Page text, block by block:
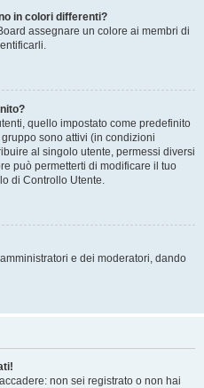
in colori differenti?
assegnare un colore ai membri di
quello impostato come predefinito
sono attivi (in condizioni
al singolo utente, permessi diversi
può permetterti di modificare il tuo
di Controllo Utente.
e dei moderatori, dando
non sei registrato o non hai